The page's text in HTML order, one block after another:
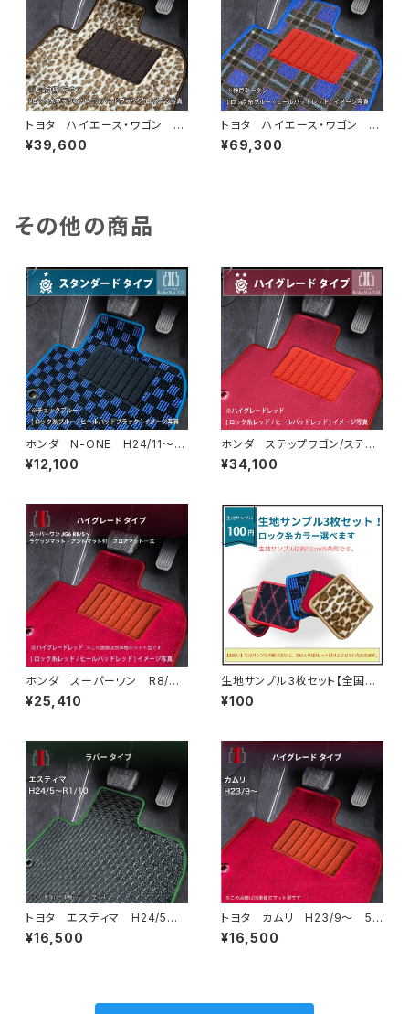
トヨタ ハイエース・ワゴン H1
6/8〜 200系 10人乗 フロ
アマット一式 カーマット スペ
¥39,600
トヨタ ハイエース・ワゴン H1
6/8〜 200系 10人乗 フロ
アマット一式 カーマット 神戸
¥69,300
その他の商品
ホンダ N-ONE H24/11〜R
2/3 JG1・JG2 フロアマット
一式 カーマット スタンダード
¥12,100
ホンダ ステップワゴン/ステッ
プワゴンスパーダ R4/5〜 R
P6/7/8 フロアマット一式 カ
¥34,100
ホンダ スーパーワン R8/
5〜 JG6 ラゲッジマット・ア
ンドマット付 フロアマット一
ONE jg6
¥25,410
生地サンプル3枚セット【全国一
律送料無料】ネコポス便で発送
¥100
トヨタ エスティマ H24/5〜R
1/10（後期） 50系 フロアマッ
ト一式 カーマット 防水 ラバ
¥16,500
トヨタ カムリ H23/9〜 5
0/70系 フロアマット一式 カ
ーマット ハイグレードタイプ
¥16,500